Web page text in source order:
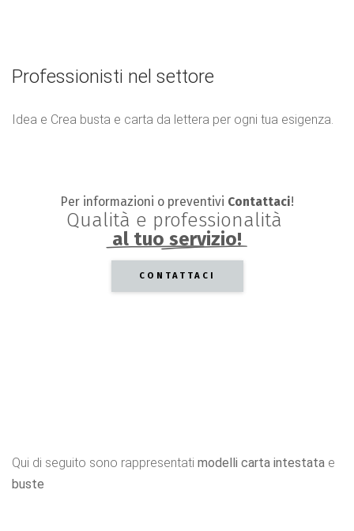
Professionisti nel settore
Idea e Crea busta e carta da lettera per ogni tua esigenza.
Per informazioni o preventivi Contattaci!
Qualità e professionalità
al tuo servizio!
CONTATTACI
Qui di seguito sono rappresentati modelli carta intestata e
buste